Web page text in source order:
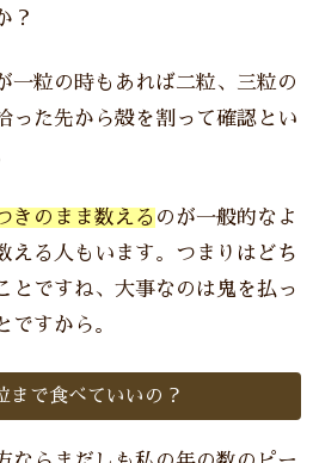
？
一粒の時もあれば二粒、三粒の
った先から殻を割って確認とい
きのまま数える のが一般的なよ
える人もいます。つまりはどち
とですね、大事なのは鬼を払っ
ですから。
まで食べていいの？